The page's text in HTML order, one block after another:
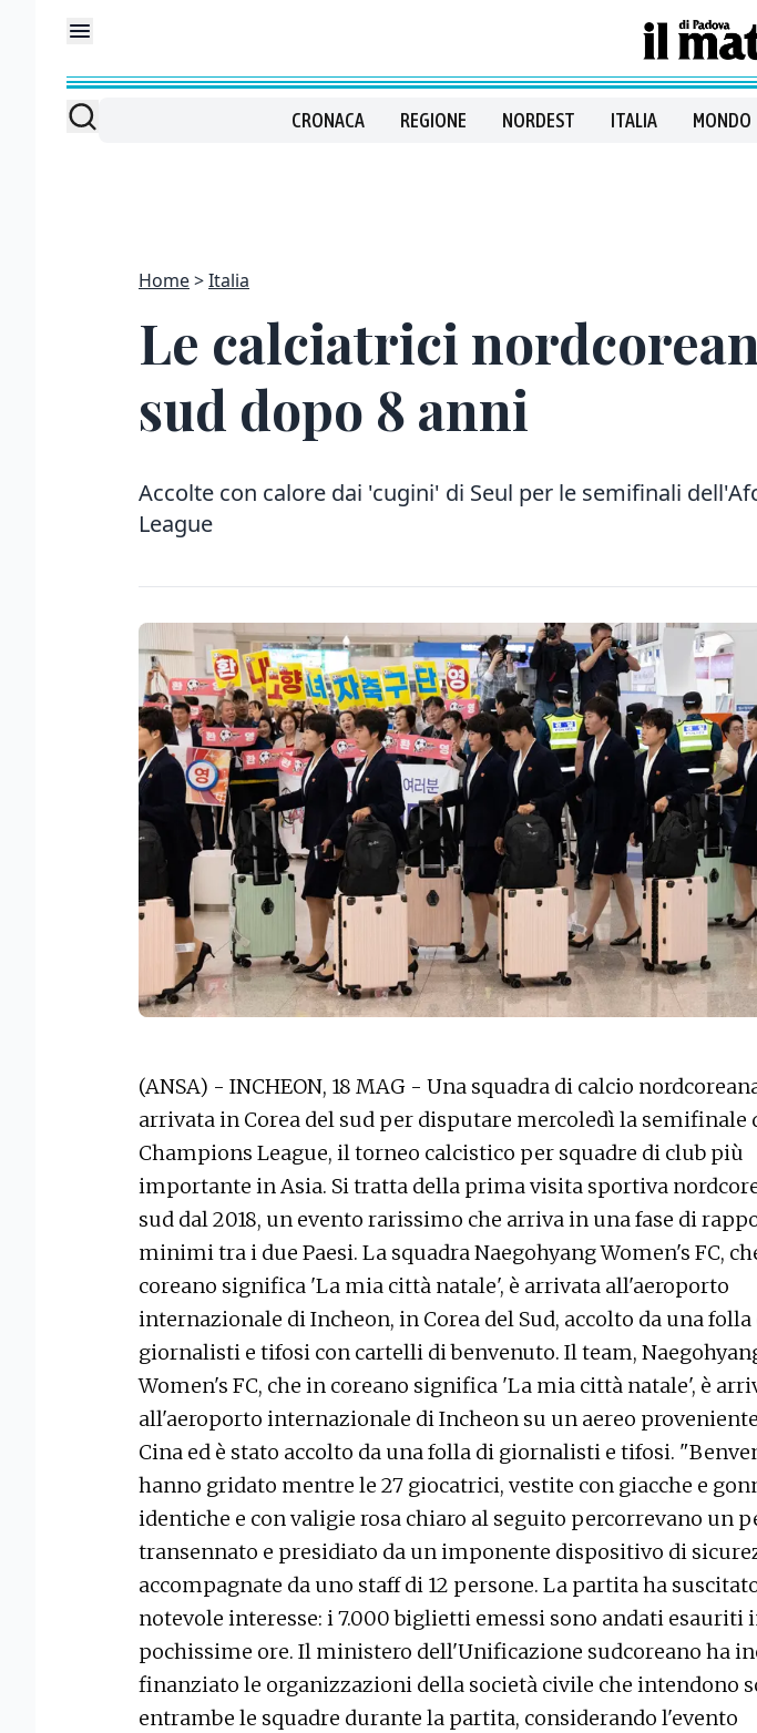
CRONACA REGIONE NORDEST ITALIA MONDO
Home Italia
Le calciatrici
sud dopo 8 anni
Accolte con calore dai 'cugini' di Seul per le semifinali
League
(ANSA) - INCHEON, 18 MAG - Una squadra di calcio
arrivata in Corea del sud per disputare mercoledì la semifinale
Champions League, il torneo calcistico per squadre di club più
importante in Asia. Si tratta della prima visita sportiva
sud dal 2018, un evento rarissimo che arriva in una fase di
minimi tra i due Paesi. La squadra Naegohyang Women's FC,
coreano significa 'La mia città natale', è arrivata all'aeroporto
internazionale di Incheon, in Corea del Sud, accolto da una folla
giornalisti e tifosi con cartelli di benvenuto. Il team,
Women's FC, che in coreano significa 'La mia città natale', è
all'aeroporto internazionale di Incheon su un aereo
Cina ed è stato accolto da una folla di giornalisti e tifosi.
hanno gridato mentre le 27 giocatrici, vestite con giacche e
identiche e con valigie rosa chiaro al seguito percorrevano un
transennato e presidiato da un imponente dispositivo di
accompagnate da uno staff di 12 persone. La partita ha
notevole interesse: i 7.000 biglietti emessi sono andati esauriti
pochissime ore. Il ministero dell'Unificazione sudcoreano ha
finanziato le organizzazioni della società civile che intendono
entrambe le squadre durante la partita, considerando l'evento